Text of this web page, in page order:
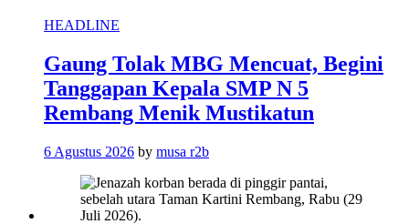
HEADLINE
Gaung Tolak MBG Mencuat, Begini
Tanggapan Kepala SMP N 5
Rembang Menik Mustikatun
6 Agustus 2026 by musa r2b